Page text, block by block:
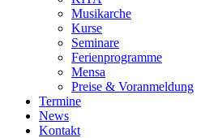
Musikarche
Kurse
Seminare
Ferienprogramme
Mensa
Preise & Voranmeldung
Termine
News
Kontakt